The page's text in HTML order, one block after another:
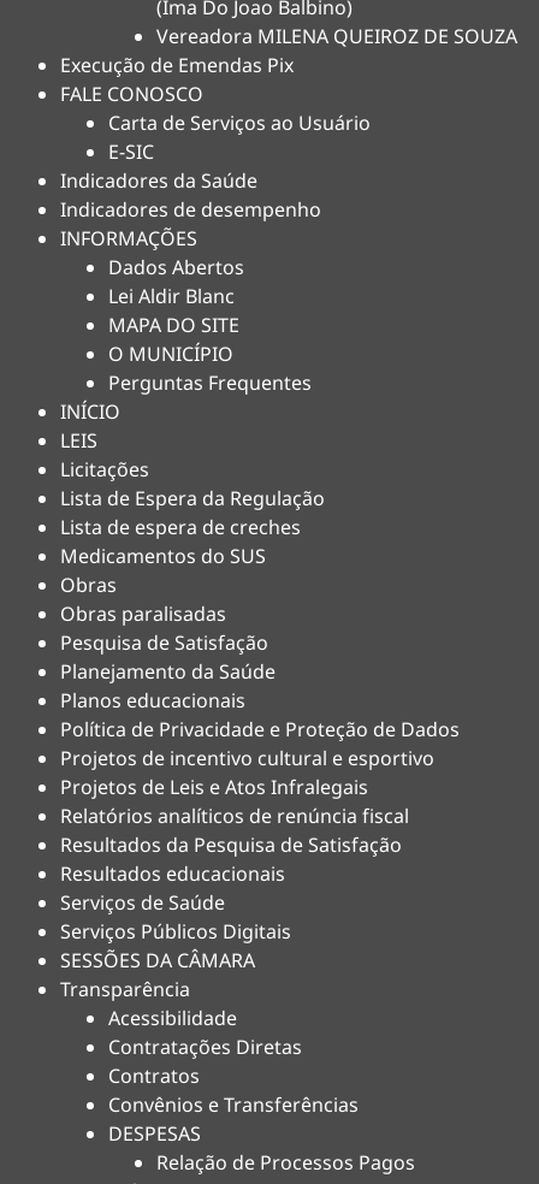
(Ima Do Joao Balbino)
Vereadora MILENA QUEIROZ DE SOUZA
Execução de Emendas Pix
FALE CONOSCO
Carta de Serviços ao Usuário
E-SIC
Indicadores da Saúde
Indicadores de desempenho
INFORMAÇÕES
Dados Abertos
Lei Aldir Blanc
MAPA DO SITE
O MUNICÍPIO
Perguntas Frequentes
INÍCIO
LEIS
Licitações
Lista de Espera da Regulação
Lista de espera de creches
Medicamentos do SUS
Obras
Obras paralisadas
Pesquisa de Satisfação
Planejamento da Saúde
Planos educacionais
Política de Privacidade e Proteção de Dados
Projetos de incentivo cultural e esportivo
Projetos de Leis e Atos Infralegais
Relatórios analíticos de renúncia fiscal
Resultados da Pesquisa de Satisfação
Resultados educacionais
Serviços de Saúde
Serviços Públicos Digitais
SESSÕES DA CÂMARA
Transparência
Acessibilidade
Contratações Diretas
Contratos
Convênios e Transferências
DESPESAS
Relação de Processos Pagos